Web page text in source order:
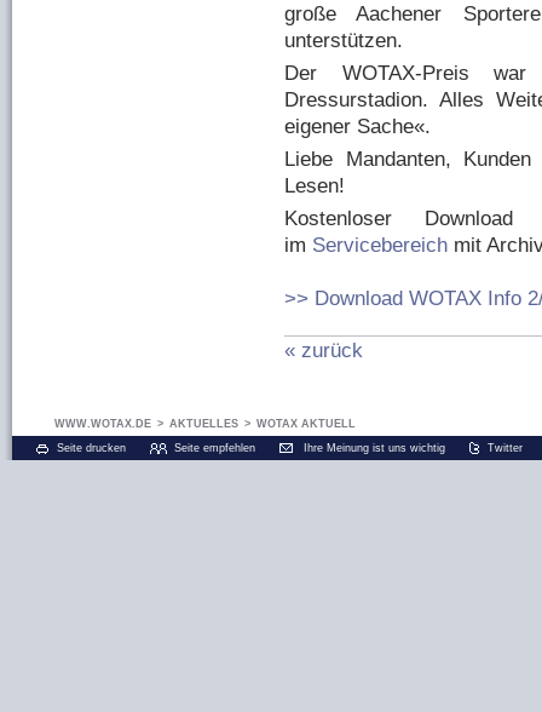
große Aachener
unterstützen.
Der WOTAX-Preis
Dressurstadion. Alles
eigener Sache«.
Liebe Mandanten,
Lesen!
Kostenloser
im Servicebereich mit
>> Download WOTAX Info
« zurück
WWW.WOTAX.DE > AKTUELLES > WOTAX AKTUELL
Seite drucken
Seite empfehlen Ihre Meinung ist uns wichtig Twitter